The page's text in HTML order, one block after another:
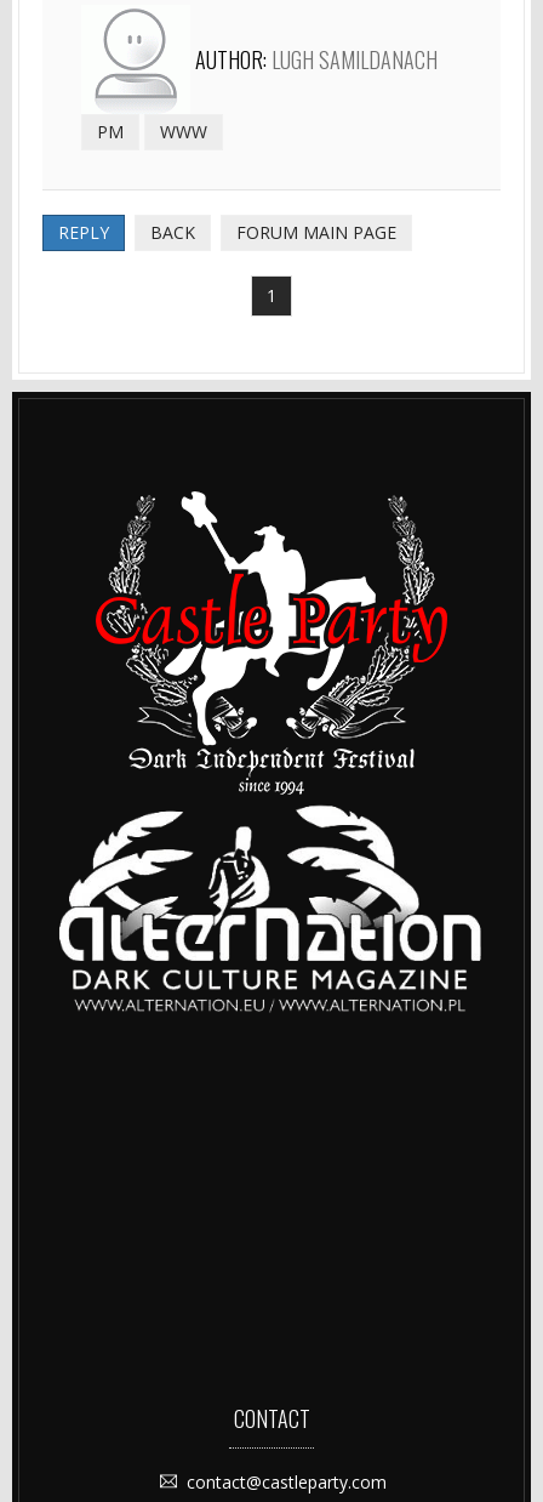
AUTHOR: LUGH SAMILDANACH
PM WWW
REPLY BACK FORUM MAIN PAGE
1
CONTACT
contact@castleparty.com